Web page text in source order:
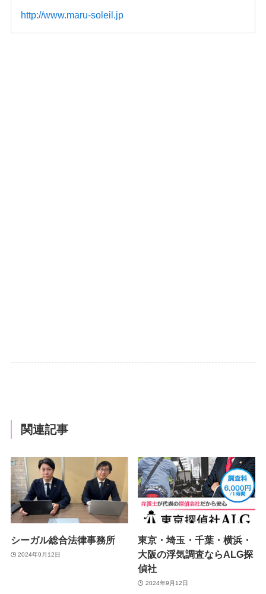
http://www.maru-soleil.jp
関連記事
シーガル総合法律事務所
2024年9月12日
東京・埼玉・千葉・横浜・
大阪の浮気調査ならALG探
偵社
2024年9月12日